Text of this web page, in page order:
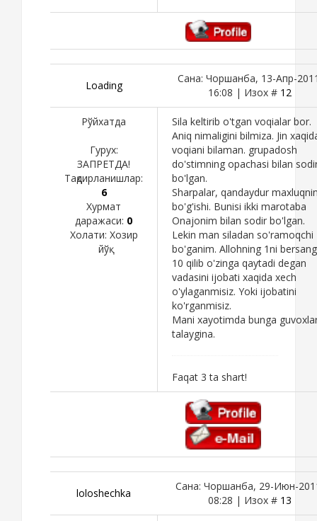
Loading
Сана: Чоршанба, 13-Апр-
16:08 | Изох # 12
Рўйхатда
Гурух:
ЗАПРЕТДА!
Тақдирланишлар:
6
Хурмат
даражаси: 0
Холати: Хозир
йўқ
Sila keltirib o'tgan voqialar bor.
Aniq nimaligini bilmiza. Jin
voqiani bilaman. grupadosh
do'stimning opachasi bilan
bo'lgan.
Sharpalar, qandaydur
bo'g'ishi. Bunisi ikki marotaba
Onajonim bilan sodir bo'lgan.
Lekin man siladan so'ramoqchi
bo'ganim. Allohning 1ni bersang
10 qilib o'zinga qaytadi degan
vadasini ijobati xaqida xech
o'ylaganmisiz. Yoki ijobatini
ko'rganmisiz.
Mani xayotimda bunga
talaygina.
Faqat 3 ta shart!
loloshechka
Сана: Чоршанба, 29-Июн-
08:28 | Изох # 13